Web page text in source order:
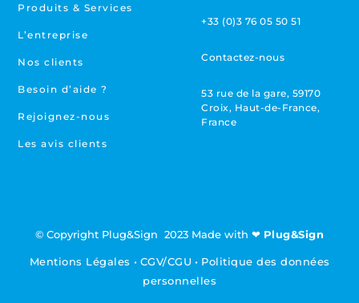
Produits & Services
L’entreprise
Nos clients
Besoin d’aide ?
Rejoignez-nous
Les avis clients
+33 (0)3 76 05 50 51
Contactez-nous
53 rue de la gare, 59170
Croix, Haut-de-France,
France
© Copyright Plug&Sign 2023 Made with ❤ Plug&Sign
Mentions Légales • CGV/CGU • Politique des données
personnelles